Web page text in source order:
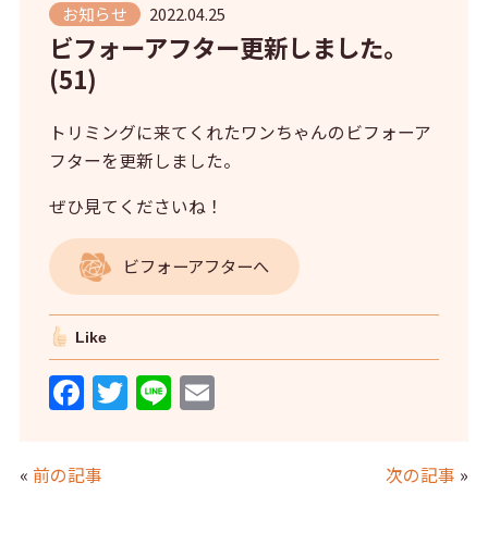
お知らせ 2022.04.25
ビフォーアフター更新しました。
(51)
トリミングに来てくれたワンちゃんのビフォーア
フターを更新しました。
ぜひ見てくださいね！
ビフォーアフターへ
Like
F
a
c
e
T
w
Li
n
E
« 前の記事 次の記事 »